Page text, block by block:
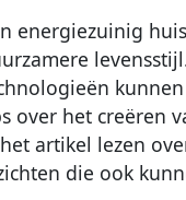
energiezuinig
over het creëren
artikel lezen
die ook